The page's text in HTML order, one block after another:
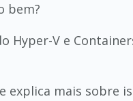
bem?
Hyper-V e
explica mais sobre